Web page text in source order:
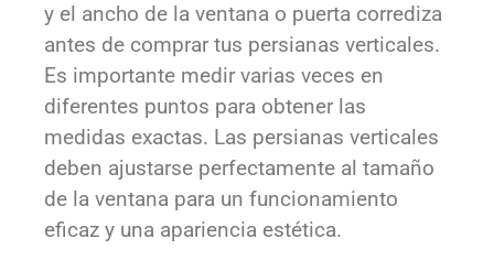
y el ancho de la ventana o puerta corrediza
antes de comprar tus persianas verticales.
Es importante medir varias veces en
diferentes puntos para obtener las
medidas exactas. Las persianas verticales
deben ajustarse perfectamente al tamaño
de la ventana para un funcionamiento
eficaz y una apariencia estética.